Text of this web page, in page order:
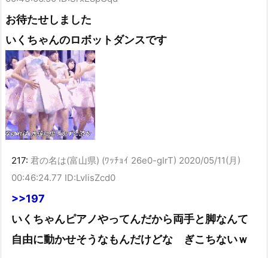
ww NEW!
【悲報】小川と川﨑のインタビューの内容、ガチで意味不明すぎる
NEW!
【速報】日向坂46、18thシングル『イチャイチャ虫』の発売が決定！！
NEW!
【日向坂46】今回はお手頃価格？日向坂46とBEAMSのコラボが決
定！！
【日向坂46】まさかの楽曲も披露！『三期生LIVE』愛知公演のレポがこ
ちら
【日向坂46】公式からの注意喚起、ヤフートップに掲載される
【乃木坂46】音楽の日2026出演＆6期生MV解禁など熱いニュースが
続々！本日の...
【乃木坂46】乃木坂野球部がエスコンフィールドHOKKAIDOに遠征…き
つねダン...
貌とは？...
身とは？
乃木坂46 金川紗耶 1st写真集「タイトル未定」
日向坂46 17thシングル「Kind of love」
Powered by livedoor 相互RSS
お待たせしました
いくちゃんのロボットダンスです
217: 君の名は(富山県) (ﾜｯﾁｮｲ 26e0-gIrT) 2020/05/11(月)
00:46:24.77 ID:LvlisZcd0
>>197
いくちゃんピアノやってんだから両手と脚なんて
自由に動かせそうなもんだけどな ぎこちないｗ